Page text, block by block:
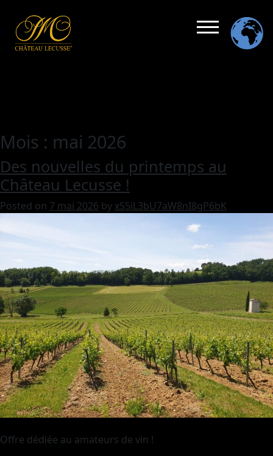
Mois : mai 2026
Des nouvelles du printemps au
Château Lecusse !
Posted on 7 mai 2026 by xS5iL3bU7aW8nI8gP6bK
Offre dédiée au amateurs de vin !